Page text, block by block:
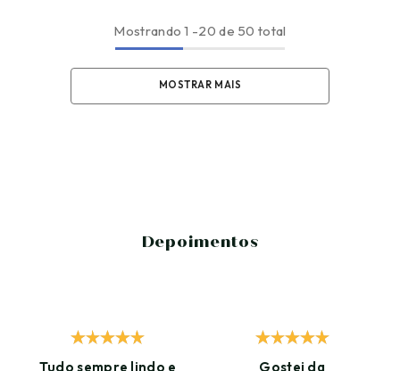
Mostrando 1 -20 de 50 total
MOSTRAR MAIS
Depoimentos
Tudo sempre lindo e
Gostei da